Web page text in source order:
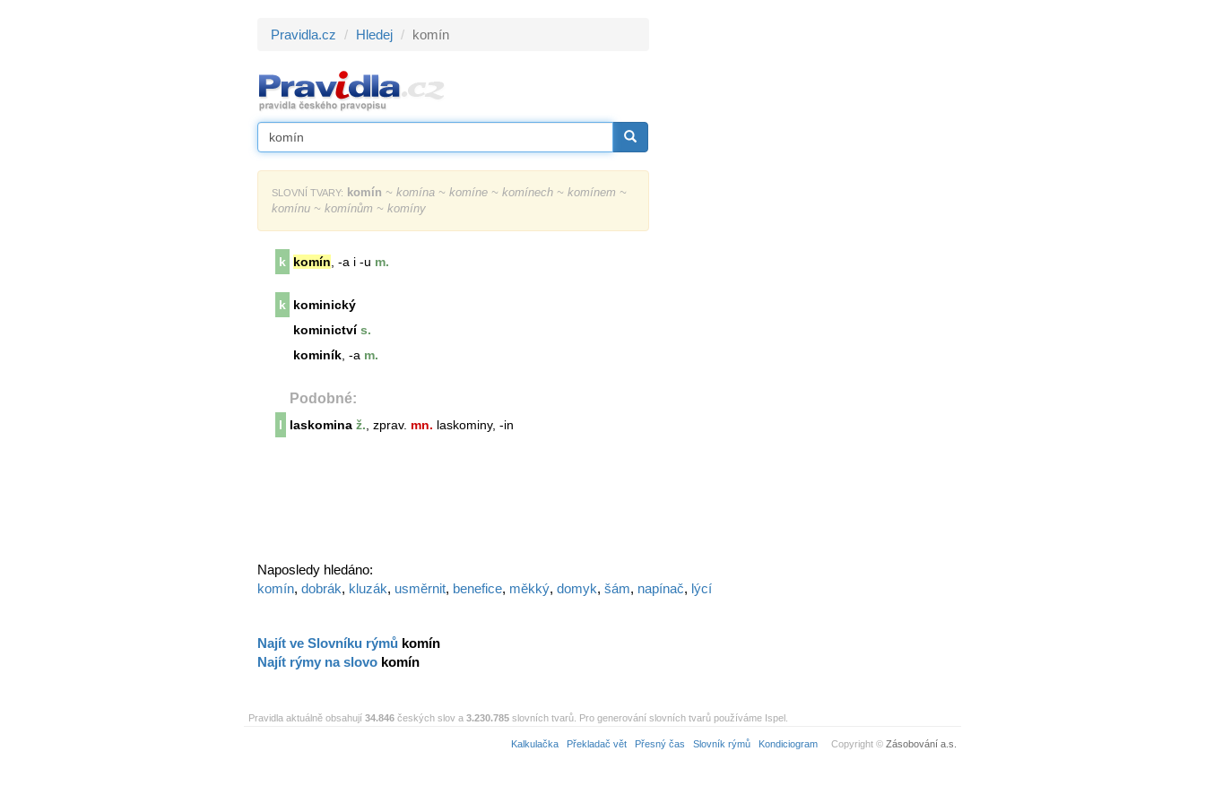
Pravidla.cz Hledej komín
SLOVNÍ TVARY: komín ~ komína ~ komíne ~ komínech ~ komínem ~
komínu ~ komínům ~ komíny
k komín , -a i -u m.
k
kominický
kominictvís.
kominík , -a m.
Podobné:
l laskomina ž. , zprav. mn. laskominy, -in
Naposledy hledáno:
komín, dobrák, kluzák, usměrnit, benefice, měkký, domyk, šám, napínač, lýcí
Najít ve Slovníku rýmů komín
Najít rýmy na slovo komín
Pravidla aktuálně obsahují 34.846 českých slov a 3.230.785 slovních tvarů. Pro generování slovních tvarů používáme Ispel.
Kalkulačka Překladač vět Přesný čas Slovník rýmů Kondiciogram Copyright © Zásobování a.s.